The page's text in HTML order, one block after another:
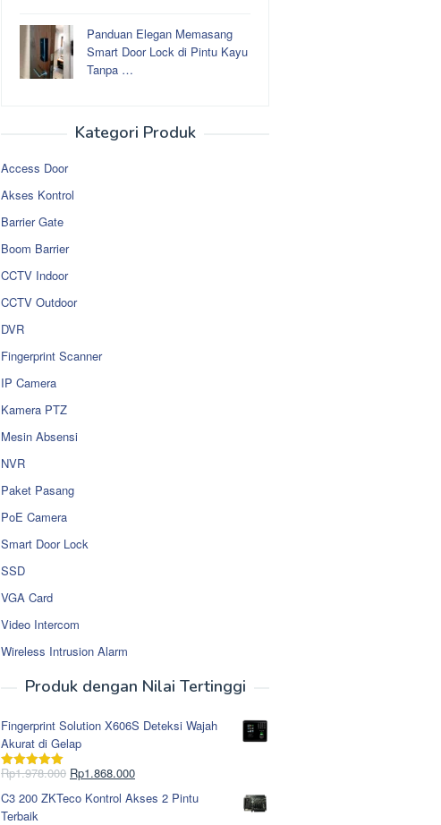
Panduan Elegan Memasang
Smart Door Lock di Pintu Kayu
Tanpa …
Kategori Produk
Access Door
Akses Kontrol
Barrier Gate
Boom Barrier
CCTV Indoor
CCTV Outdoor
DVR
Fingerprint Scanner
IP Camera
Kamera PTZ
Mesin Absensi
NVR
Paket Pasang
PoE Camera
Smart Door Lock
SSD
VGA Card
Video Intercom
Wireless Intrusion Alarm
Produk dengan Nilai Tertinggi
Fingerprint Solution X606S Deteksi Wajah
Akurat di Gelap
Dinilai5.00
Rp1.978.000 Harga
aslinya
adalah:
Rp1.868.000Harga
saat
ini
C3 200 ZKTeco Kontrol Akses 2 Pintu
Terbaik